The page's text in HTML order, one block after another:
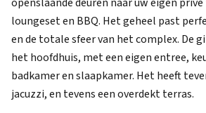
loungeset en BBQ. Het geheel past
en de totale sfeer van het complex. De
het hoofdhuis, met een eigen entree,
badkamer en slaapkamer. Het heeft
jacuzzi, en tevens een overdekt terras.